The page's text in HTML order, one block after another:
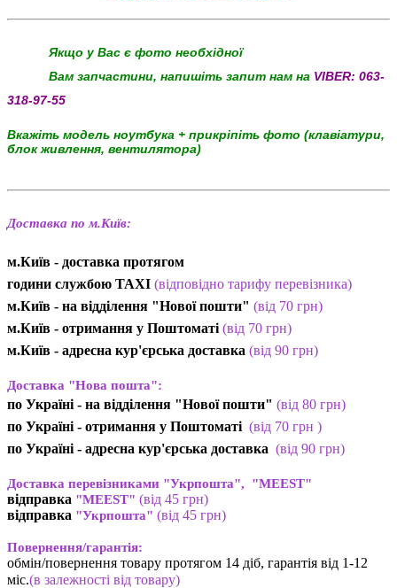
Якщо у Вас є фото необхідної
Вам запчастини, напишіть запит нам на VIBER: 063-
318-97-55
Вкажіть модель ноутбука + прикріпіть фото (клавіатури,
блок живлення, вентилятора)
Доставка по м.Київ:
м.Київ - доставка протягом
години службою TAXI (відповідно тарифу перевізника)
м.Київ - на відділення "Нової пошти" (від 70 грн)
м.Київ - отримання у Поштоматі (від 70 грн)
м.Київ - адресна кур'єрська доставка (від 90 грн)
Доставка "Нова пошта":
по Україні - на відділення "Нової пошти" (від 80 грн)
по Україні - отримання у Поштоматі (від 70 грн )
по Україні - адресна кур'єрська доставка (від 90 грн)
Доставка перевізниками "Укрпошта", "MEEST"
відправка "MEEST" (від 45 грн)
відправка "Укрпошта" (від 45 грн)
Повернення/гарантія:
обмін/повернення товару протягом 14 діб, гарантія від 1-12
міс.(в залежності від товару)